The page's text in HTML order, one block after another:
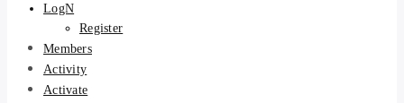
LogN
Register
Members
Activity
Activate